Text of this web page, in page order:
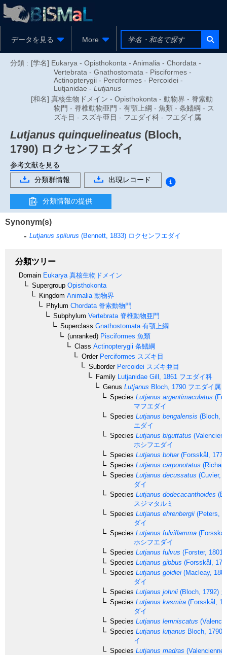
データを見る More
分類 : [学名] Eukarya - Opisthokonta - Animalia - Chordata -
Vertebrata - Gnathostomata - Pisciformes -
Actinopterygii - Perciformes - Percoidei -
Lutjanidae - Lutjanus
[和名] 真核生物ドメイン - Opisthokonta - 動物界 - 脊索動
物門 - 脊椎動物亜門 - 有顎上綱 - 魚類 - 条鰭綱 - ス
ズキ目 - スズキ亜目 - フエダイ科 - フエダイ属
Lutjanus quinquelineatus (Bloch,
1790) ロクセンフエダイ
参考文献を見る
分類群情報
出現レコード
分類情報の提供
Synonym(s)
Lutjanus spilurus (Bennett, 1833) ロクセンフエダイ
分類ツリー
Domain Eukarya 真核生物ドメイン
Supergroup Opisthokonta
Kingdom Animalia 動物界
Phylum Chordata 脊索動物門
Subphylum Vertebrata 脊椎動物亜門
Superclass Gnathostomata 有顎上綱
(unranked) Pisciformes 魚類
Class Actinopterygii 条鰭綱
OrderPerciformes スズキ目
SuborderPercoidei スズキ亜目
Family Lutjanidae Gill, 1861 フエダイ科
Genus Lutjanus Bloch, 1790 フエダイ属
Species Lutjanus argentimaculatus
マフエダイ
Species Lutjanus bengalensis (Bloch,
エダイ
Species Lutjanus biguttatus
ホシフエダイ
Species Lutjanus bohar(Forsskål,
Species Lutjanus carponotatus
Species Lutjanus decussatus (Cuvier,
ダイ
Species Lutjanus dodecacanthoides
スジマタルミ
Species Lutjanus ehrenbergii (Peters,
ダイ
Species Lutjanus fulviflamma
ホシフエダイ
Species Lutjanus fulvus (Forster, 1801)
Species Lutjanus gibbus (Forsskål,
Species Lutjanus goldiei (Macleay,
ダイ
Species Lutjanus johnii (Bloch, 1792)
Species Lutjanus kasmira (Forsskål,
ダイ
Species Lutjanus lemniscatus
Species Lutjanus lutjanus Bloch, 1790
イ
Species Lutjanus madras